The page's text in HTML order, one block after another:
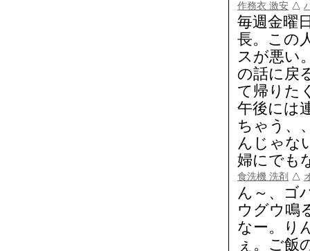
作務衣 激安 △
毎週金曜
長。この
スが悪い
の話に戻
て帰りた
午後には
ちゃう、
んじゃな
婦にでも
食洗機 洗剤 △
ん～、ゴ
ウグウ鳴
なー。り
ぇ。ご飯